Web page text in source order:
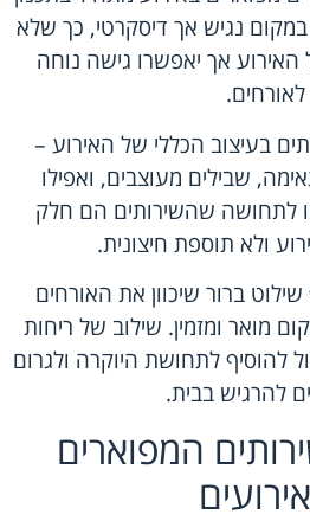
נגיש אך דיסקרטי, כך שלא
האירוע אך יאפשרו גישה נוחה
לאורחים.
בעיצוב הכללי של האירוע –
שבילים מעוצבים, ואפילו
לתחושה שהשירותים הם חלק
ולא תוספת חיצונית.
ברור שיכוון את האורחים
מואר ומזמין. שילוב של ריחות
להוסיף לתחושת היוקרה ולגרום
להרגיש בבית.
המפוארים